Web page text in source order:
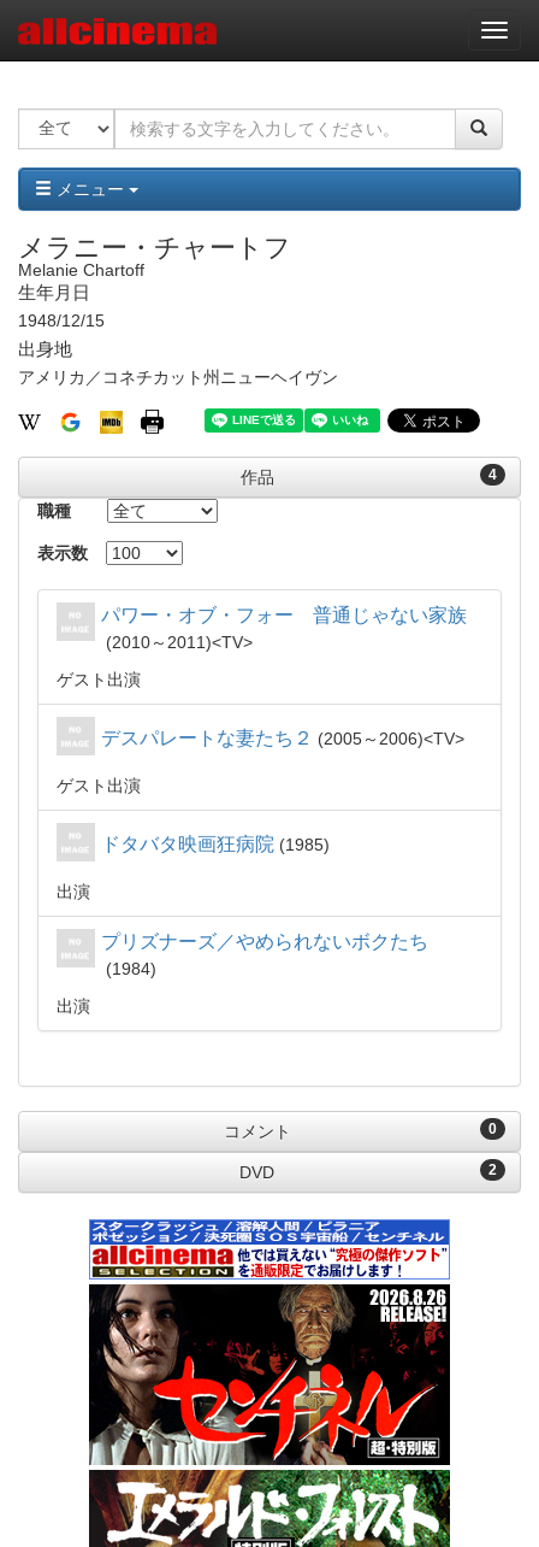
ナ
ビ
ー
ョ
ン
メニュー
メラニー・チャートフ
Melanie Chartoff
生年月日
1948/12/15
出身地
アメリカ／コネチカット州ニューヘイヴン
4
作品
職種
表示数
パワー・オブ・フォー 普通じゃない家族
2010～2011
TV
ゲスト出演
デスパレートな妻たち２ 2005～2006 TV
ゲスト出演
ドタバタ映画狂病院 1985
出演
プリズナーズ／やめられないボクたち
1984
出演
0
コメント
2
DVD